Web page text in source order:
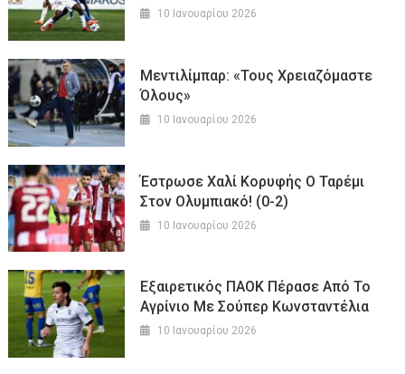
10 Ιανουαρίου 2026
Μεντιλίμπαρ: «Τους Χρειαζόμαστε
Όλους»
10 Ιανουαρίου 2026
Έστρωσε Χαλί Κορυφής Ο Ταρέμι
Στον Ολυμπιακό! (0-2)
10 Ιανουαρίου 2026
Εξαιρετικός ΠΑΟΚ Πέρασε Από Το
Αγρίνιο Με Σούπερ Κωνσταντέλια
10 Ιανουαρίου 2026